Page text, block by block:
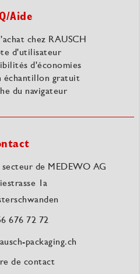
Aide
chez RAUSCH
d'utilisateur
d'économies
échantillon gratuit
du navigateur
secteur de MEDEWO AG
1a
676 72 72
packaging.ch
de contact